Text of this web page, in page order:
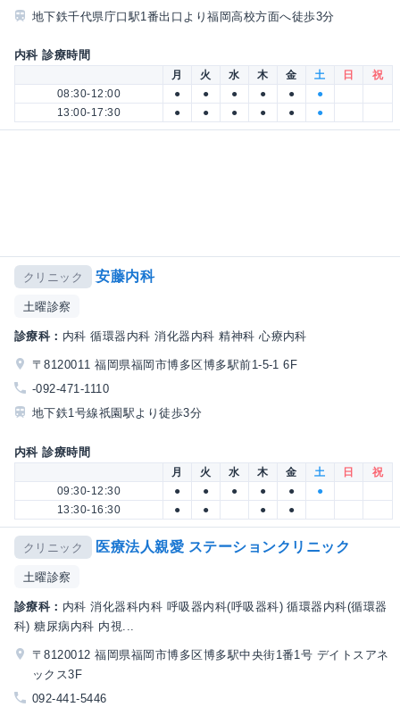
地下鉄千代県庁口駅1番出口より福岡高校方面へ徒歩3分
内科 診療時間
月 火 水 木 金 土 日
祝
08:30-12:00
● ● ● ● ●
●
13:00-17:30
● ● ● ● ● ●
クリニック 安藤内科
土曜診察
診療科： 内科 循環器内科 消化器内科 精神科 心療内科
〒8120011 福岡県福岡市博多区博多駅前1-5-1 6F
-092-471-1110
地下鉄1号線祇園駅より徒歩3分
内科 診療時間
月 火 水 木 金 土 日
祝
09:30-12:30
● ● ● ● ●
●
13:30-16:30
● ● ● ●
クリニック 医療法人親愛 ステーションクリニック
土曜診察
診療科： 内科 消化器科内科 呼吸器内科(呼吸器科) 循環器内科(循環器
科) 糖尿病内科 内視...
〒8120012 福岡県福岡市博多区博多駅中央街1番1号 デイトスアネ
ックス3F
092-441-5446